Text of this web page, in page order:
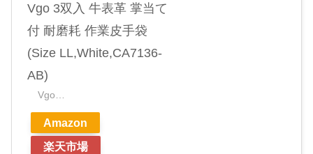
Vgo 3双入 牛表革 掌当て
付 耐磨耗 作業皮手袋
(Size LL,White,CA7136-
AB)
Vgo…
Amazon
楽天市場